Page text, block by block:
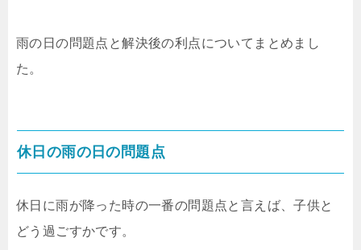
雨の日の問題点と解決後の利点についてまとめまし
た。
休日の雨の日の問題点
休日に雨が降った時の一番の問題点と言えば、子供と
どう過ごすかです。